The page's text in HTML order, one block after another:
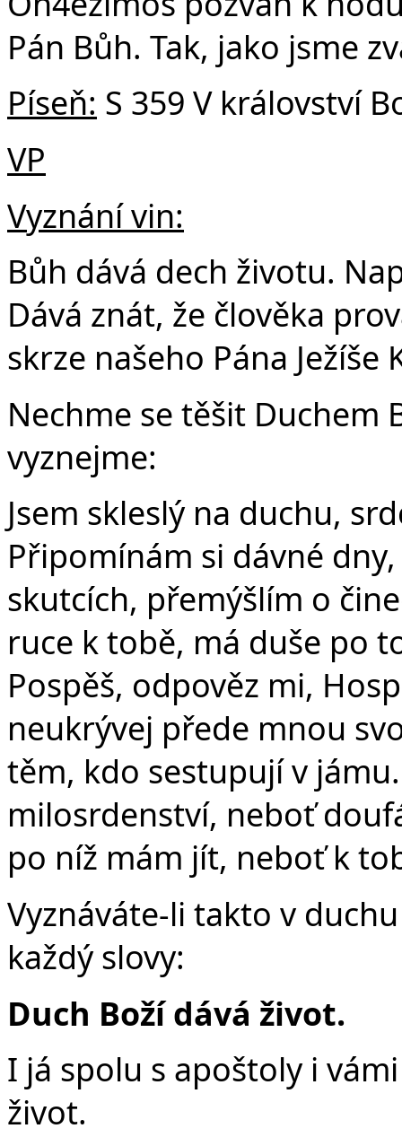
Pán Bůh. Tak, jako jsme
Píseň: S 359 V království
VP
Vyznání vin:
Bůh dává dech životu.
Dává znát, že člověka
skrze našeho Pána Ježíše
Nechme se těšit Duchem
vyznejme:
Jsem skleslý na duchu,
Připomínám si dávné
skutcích, přemýšlím o
ruce k tobě, má duše po
Pospěš, odpověz mi,
neukrývej přede mnou
těm, kdo sestupují v
milosrdenství, neboť
po níž mám jít, neboť k
Vyznáváte-li takto v
každý slovy:
Duch Boží dává život.
I já spolu s apoštoly i
život.